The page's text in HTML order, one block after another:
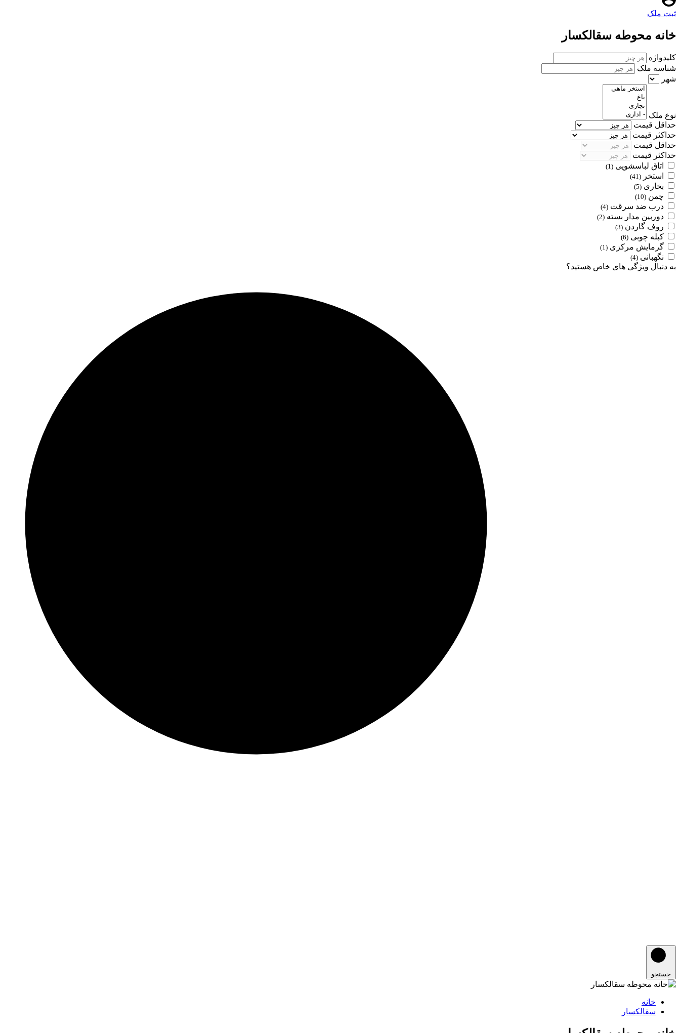
ثبت ملک
خانه محوطه سقالکسار
کلیدواژه
شناسه ملک
شهر
نوع ملک
حداقل قیمت
حداکثر قیمت
حداقل قیمت
حداکثر قیمت
اتاق لباسشویی (1)
استخر (41)
بخاری (5)
چمن (10)
درب ضد سرقت (4)
دوربین مدار بسته (2)
روف گاردن (3)
کبله چوبی (6)
گرمایش مرکزی (1)
نگهبانی (4)
به دنبال ویژگی های خاص هستید؟
جستجو
خانه
سقالکسار